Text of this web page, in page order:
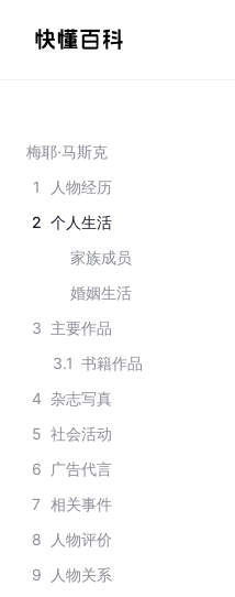
梅耶·马斯克
1
人物经历
2 个人生活
家族成员
婚姻生活
3 主要作品
3.1 书籍作品
4 杂志写真
5 社会活动
6
广告代言
7 相关事件
8
人物评价
9
人物关系